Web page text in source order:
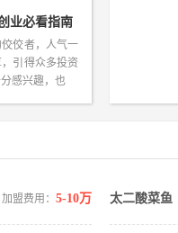
业必看指南
佼者，人气一
引得众多投资
感兴趣，也
加盟费用： 5-10万 太二酸菜鱼